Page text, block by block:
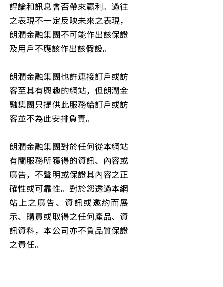
評論和訊息會否帶來贏利。過往
之表現不一定反映未來之表現，
朗潤金融集團不可能作出該保證
及用戶不應該作出該假設。
朗潤金融集團也許連接訂戶或訪
客至其有興趣的網站，但朗潤金
融集團只提供此服務給訂戶或訪
客並不為此安排負責。
朗潤金融集團對於任何從本網站
有關服務所獲得的資訊、內容或
廣告，不聲明或保證其內容之正
確性或可靠性。對於您透過本網
站上之廣告、資訊或邀約而展
示、購買或取得之任何產品、資
訊資料，本公司亦不負品質保證
之責任。